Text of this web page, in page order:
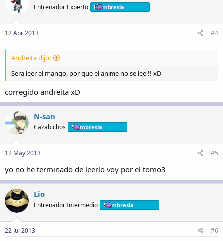
Entrenador Experto Membresía
12 Abr 2013 #4
Andreita dijo:
Sera leer el mango, por que el anime no se lee !! xD
corregido andreita xD
N-san
Cazabichos Membresía
12 May 2013 #5
yo no he terminado de leerlo voy por el tomo3
Lio
Entrenador Intermedio Membresía
22 Jul 2013 #6